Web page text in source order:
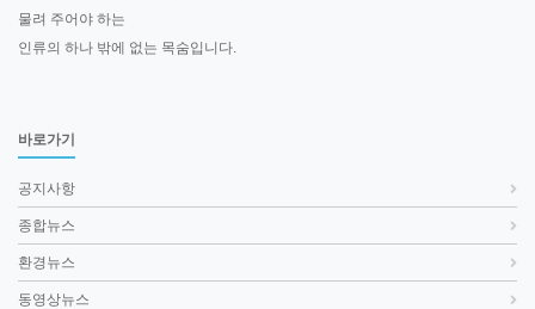
물려 주어야 하는
인류의 하나 밖에 없는 목숨입니다.
바로가기
공지사항
종합뉴스
환경뉴스
동영상뉴스